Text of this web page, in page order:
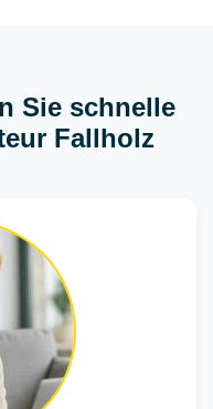
Sie schnelle
Fallholz